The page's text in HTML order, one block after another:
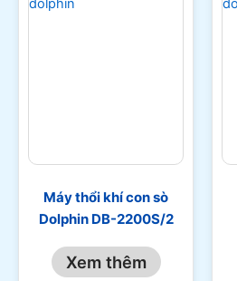
Máy thổi khí con sò
Dolphin DB-2200S/2
Xem thêm